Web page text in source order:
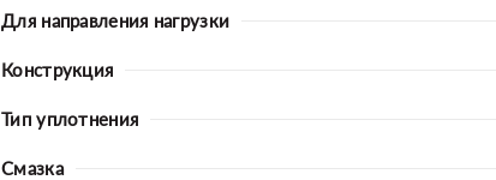
Для направления нагрузки
Конструкция
Тип уплотнения
Смазка